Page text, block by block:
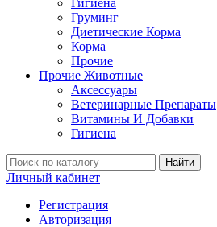
Гигиена
Груминг
Диетические Корма
Корма
Прочие
Прочие Животные
Аксессуары
Ветеринарные Препараты
Витамины И Добавки
Гигиена
Найти
Личный кабинет
Регистрация
Авторизация